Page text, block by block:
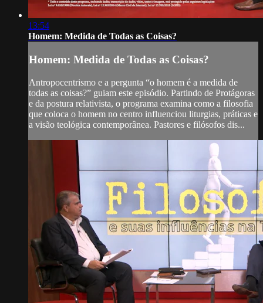
13:54
Homem: Medida de Todas as Coisas?
Homem: Medida de Todas as Coisas?
Antropocentrismo e a pergunta “o homem é a medida de
todas as coisas?” guiam este episódio. Partindo de Protágoras
e da postura relativista, o programa examina como a filosofia
que coloca o homem no centro influenciou liturgias, práticas e
a visão teológica contemporânea. Pastores e filósofos dis...